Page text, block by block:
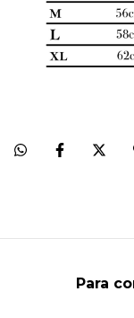
Para